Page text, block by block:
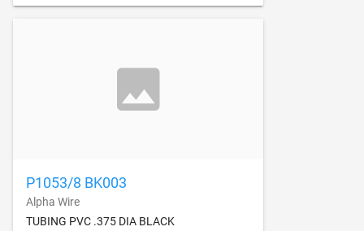
P1053/8 BK003
Alpha Wire
TUBING PVC .375 DIA BLACK